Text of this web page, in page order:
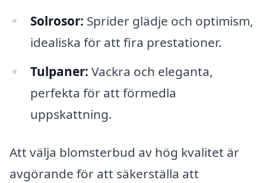
Solrosor: Sprider glädje och optimism,
idealiska för att fira prestationer.
Tulpaner: Vackra och eleganta,
perfekta för att förmedla
uppskattning.
Att välja blomsterbud av hög kvalitet är
avgörande för att säkerställa att